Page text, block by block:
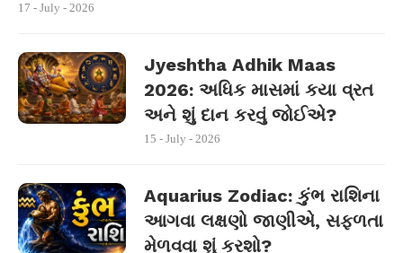
17 - July - 2026
Jyeshtha Adhik Maas
2026: અધિક માસમાં કયા વ્રત
અને શું દાન કરવું જોઈએ?
15 - July - 2026
Aquarius Zodiac: કુંભ રાશિના
આગવા લક્ષણો જાણીએ, સફળતા
મેળવવા શું કરશો?